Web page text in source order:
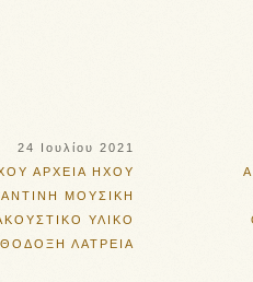
24 Ιουλίου 2021
ΑΡΧΕΙΑ ΗΧΟΥ
ΜΟΥΣΙΚΗ
ΥΛΙΚΟ
ΛΑΤΡΕΙΑ